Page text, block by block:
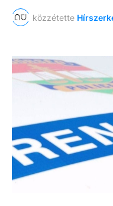
közzétette